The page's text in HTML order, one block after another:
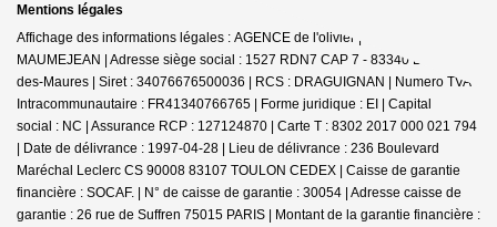
Mentions légales
Affichage des informations légales : AGENCE de l'olivier | Raison sociale : D
MAUMEJEAN | Adresse siège social : 1527 RDN7 CAP 7 - 83340 Le Cannet-
des-Maures | Siret : 34076676500036 | RCS : DRAGUIGNAN | Numero TVA
Intracommunautaire : FR41340766765 | Forme juridique : EI | Capital
social : NC | Assurance RCP : 127124870 | Carte T : 8302 2017 000 021 794
| Date de délivrance : 1997-04-28 | Lieu de délivrance : 236 Boulevard
Maréchal Leclerc CS 90008 83107 TOULON CEDEX | Caisse de garantie
financière : SOCAF. | N° de caisse de garantie : 30054 | Adresse caisse de
garantie : 26 rue de Suffren 75015 PARIS | Montant de la garantie financière :